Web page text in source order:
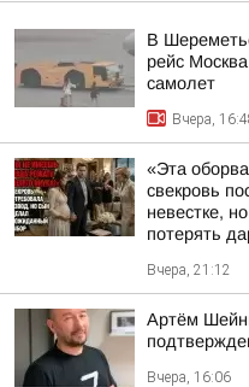
В
рейс
самолет
Вчера,
«Эта
свекровь
невестке,
потерять
Вчера, 21:12
Артём
Вчера, 16:06